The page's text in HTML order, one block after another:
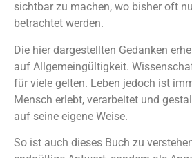
sichtbar zu machen, wo bisher oft
betrachtet werden.
Die hier dargestellten Gedanken
auf Allgemeingültigkeit.
für viele gelten. Leben jedoch ist
Mensch erlebt, verarbeitet und
auf seine eigene Weise.
So ist auch dieses Buch zu